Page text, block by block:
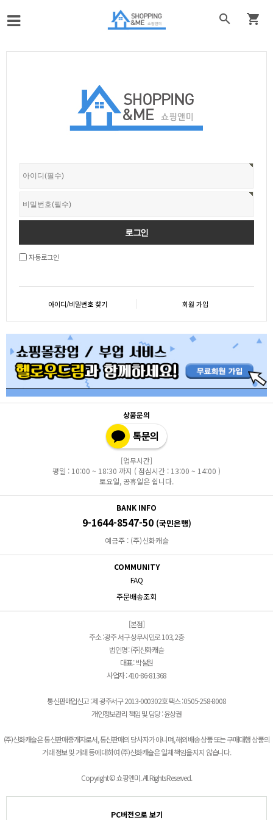
 
자동로그인
아이디/비밀번호 찾기 회원 가입
상품문의
[업무시간]
평일 : 10:00 ~ 18:30 까지 ( 점심시간 : 13:00 ~ 14:00 )
토요일, 공휴일은 쉽니다.
BANK INFO
9-1644-8547-50 (국민은행)
예금주 : (주)신화캐슬
COMMUNITY
FAQ
주문배송조회
[본점]
주소 : 광주 서구 상무시민로 103, 2층
법인명 : (주)신화캐슬
대표 : 박설원
사업자 : 410-86-81368
통신판매업신고 : 제 광주서구 2013-000302호 팩스 : 0505-258-8008
개인정보관리 책임 및 담당 : 윤상권
(주)신화캐슬은 통신판매중개자로서, 통신판매의 당사자가 아니며, 해외배송 상품 또는 구매대행 상품의
거래 정보 및 거래 등에 대하여 (주)신화캐슬은 일체 책임을 지지 않습니다.
Copyright © 쇼핑앤미. All Rights Reserved.
PC버전으로 보기